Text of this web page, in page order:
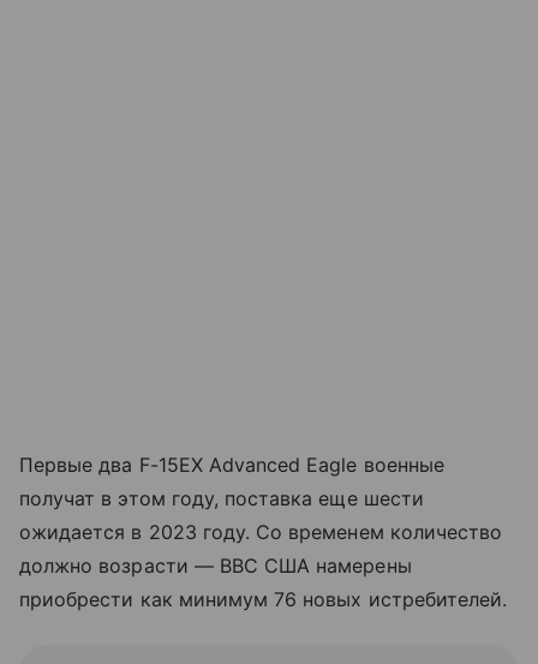
Первые два F-15EX Advanced Eagle военные
получат в этом году, поставка еще шести
ожидается в 2023 году. Со временем количество
должно возрасти — ВВС США намерены
приобрести как минимум 76 новых истребителей.